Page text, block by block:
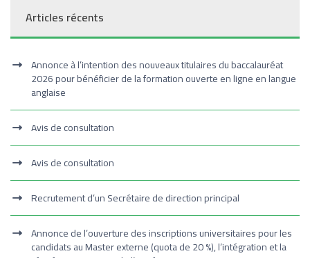
Articles récents
Annonce à l’intention des nouveaux titulaires du baccalauréat
2026 pour bénéficier de la formation ouverte en ligne en langue
anglaise
Avis de consultation
Avis de consultation
Recrutement d’un Secrétaire de direction principal
Annonce de l’ouverture des inscriptions universitaires pour les
candidats au Master externe (quota de 20 %), l’intégration et la